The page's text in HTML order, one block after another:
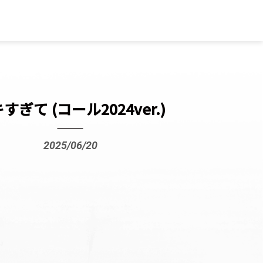
すぎて (コール2024ver.)
2025/06/20